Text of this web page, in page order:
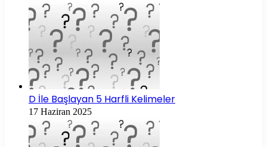
D İle Başlayan 5 Harfli Kelimeler
17 Haziran 2025